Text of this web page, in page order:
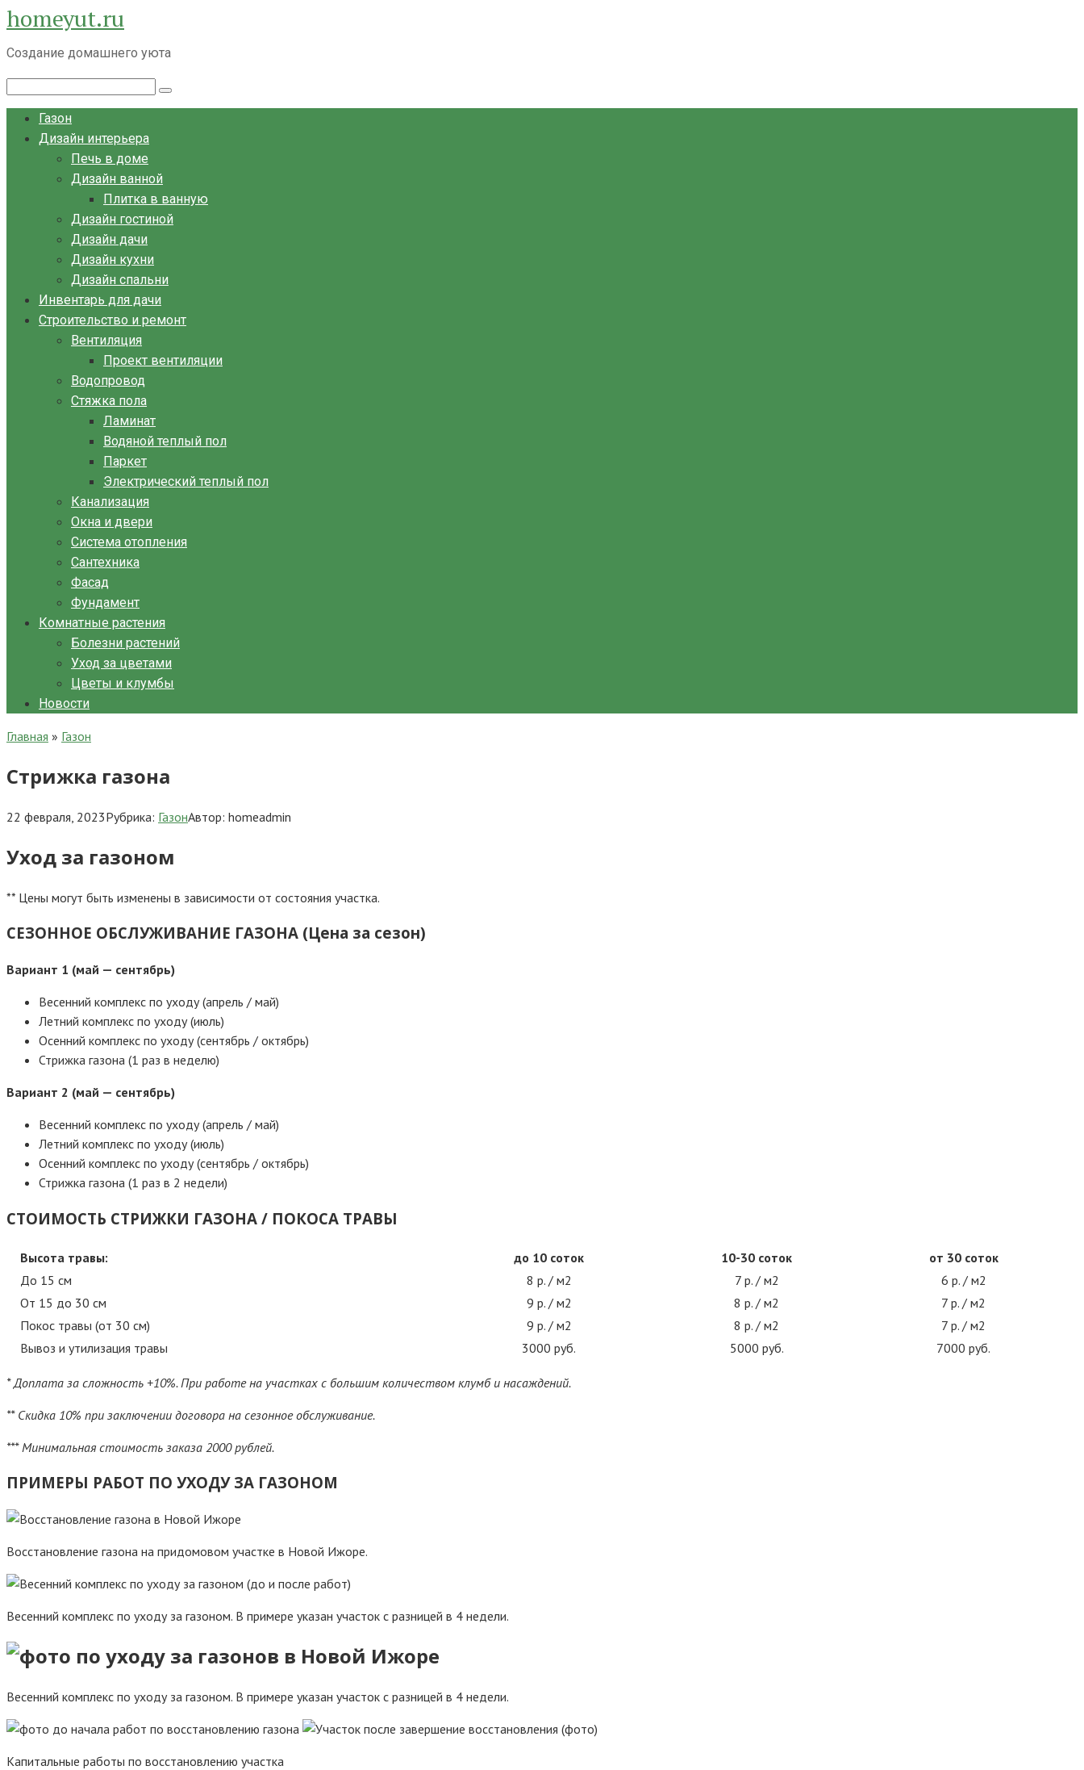
Перейти
к
контенту
homeyut.ru
Создание домашнего уюта
Газон
Дизайн интерьера
Печь в доме
Дизайн ванной
Плитка в ванную
Дизайн гостиной
Дизайн дачи
Дизайн кухни
Дизайн спальни
Инвентарь для дачи
Строительство и ремонт
Вентиляция
Проект вентиляции
Водопровод
Стяжка пола
Ламинат
Водяной теплый пол
Паркет
Электрический теплый пол
Канализация
Окна и двери
Система отопления
Сантехника
Фасад
Фундамент
Комнатные растения
Болезни растений
Уход за цветами
Цветы и клумбы
Новости
Главная » Газон
Стрижка газона
22 февраля, 2023Рубрика: ГазонАвтор: homeadmin
Уход за газоном
** Цены могут быть изменены в зависимости от состояния участка.
СЕЗОННОЕ ОБСЛУЖИВАНИЕ ГАЗОНА (Цена за сезон)
Вариант 1 (май — сентябрь)
Весенний комплекс по уходу (апрель / май)
Летний комплекс по уходу (июль)
Осенний комплекс по уходу (сентябрь / октябрь)
Стрижка газона (1 раз в неделю)
Вариант 2 (май — сентябрь)
Весенний комплекс по уходу (апрель / май)
Летний комплекс по уходу (июль)
Осенний комплекс по уходу (сентябрь / октябрь)
Стрижка газона (1 раз в 2 недели)
СТОИМОСТЬ СТРИЖКИ ГАЗОНА / ПОКОСА ТРАВЫ
Высота травы: до 10 соток 10-30 соток
от 30 соток
До 15 см
8 р. / м2 7 р. / м2
6 р. / м2
От 15 до 30 см
9 р. / м2 8 р. / м2
7 р. / м2
Покос травы (от 30 см)
9 р. / м2 8 р. / м2
7 р. / м2
Вывоз и утилизация травы
3000 руб. 5000 руб. 7000 руб.
* Доплата за сложность +10%. При работе на участках с большим количеством клумб и насаждений.
** Скидка 10% при заключении договора на сезонное обслуживание.
*** Минимальная стоимость заказа 2000 рублей.
ПРИМЕРЫ РАБОТ ПО УХОДУ ЗА ГАЗОНОМ
Восстановление газона на придомовом участке в Новой Ижоре.
Весенний комплекс по уходу за газоном. В примере указан участок с разницей в 4 недели.
Весенний комплекс по уходу за газоном. В примере указан участок с разницей в 4 недели.
Капитальные работы по восстановлению участка